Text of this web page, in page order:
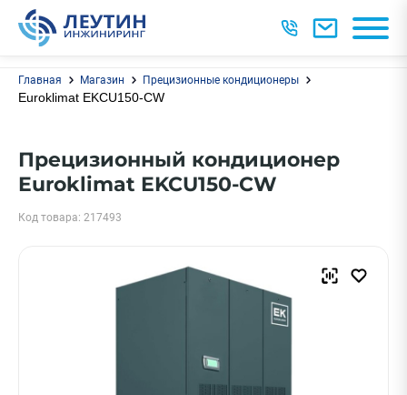
Главная Магазин Прецизионные кондиционеры
Euroklimat EKCU150-CW
Прецизионный кондиционер
Euroklimat EKCU150-CW
Код товара: 217493